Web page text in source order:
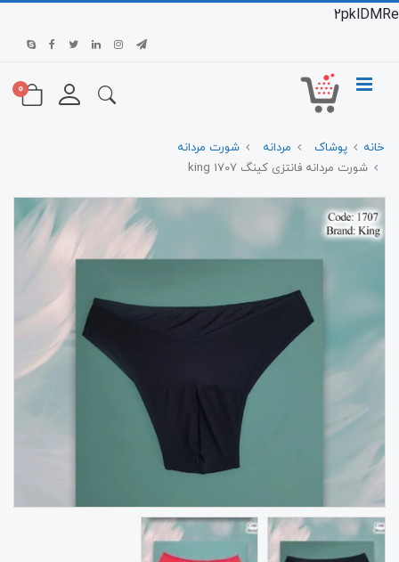
2pklDMRe
0
خانه پوشاک مردانه
شورت مردانه
شورت مردانه فانتزی کینگ 1707 king